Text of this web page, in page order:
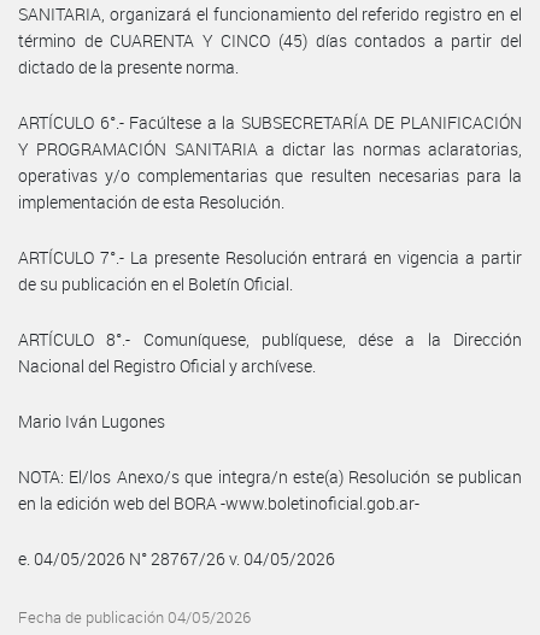
SANITARIA, organizará el funcionamiento del referido registro en el
término de CUARENTA Y CINCO (45) días contados a partir del
dictado de la presente norma.
ARTÍCULO 6°.- Facúltese a la SUBSECRETARÍA DE PLANIFICACIÓN
Y PROGRAMACIÓN SANITARIA a dictar las normas aclaratorias,
operativas y/o complementarias que resulten necesarias para la
implementación de esta Resolución.
ARTÍCULO 7°.- La presente Resolución entrará en vigencia a partir
de su publicación en el Boletín Oficial.
ARTÍCULO 8°.- Comuníquese, publíquese, dése a la Dirección
Nacional del Registro Oficial y archívese.
Mario Iván Lugones
NOTA: El/los Anexo/s que integra/n este(a) Resolución se publican
en la edición web del BORA -www.boletinoficial.gob.ar-
e. 04/05/2026 N° 28767/26 v. 04/05/2026
Fecha de publicación 04/05/2026